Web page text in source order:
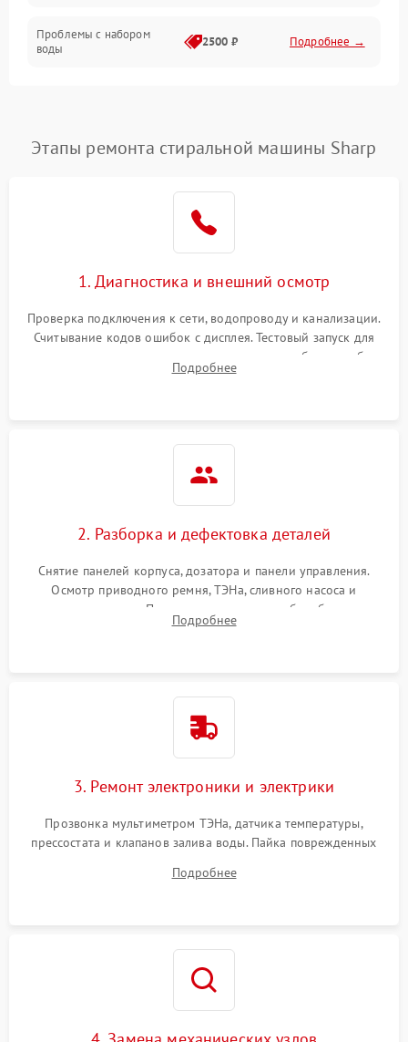
Проблемы с набором
воды
2500 ₽ Подробнее →
Замена платы управления Подробнее →
Этапы ремонта стиральной машины Sharp
1. Диагностика и внешний осмотр
Проверка подключения к сети, водопроводу и канализации.
Считывание кодов ошибок с дисплея. Тестовый запуск для
выявления посторонних шумов, протечек или сбоев в работе
электронного модуля управления.
Подробнее
2. Разборка и дефектовка деталей
Снятие панелей корпуса, дозатора и панели управления.
Осмотр приводного ремня, ТЭНа, сливного насоса и
амортизаторов. Проверка подшипников барабана и
крестовины на износ, а манжеты люка на разрывы.
Подробнее
3. Ремонт электроники и электрики
Прозвонка мультиметром ТЭНа, датчика температуры,
прессостата и клапанов залива воды. Пайка поврежденных
Восстановление целостности проводки и контактов.
Подробнее